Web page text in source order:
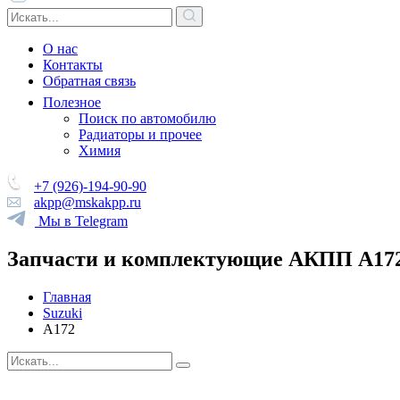
О нас
Контакты
Обратная связь
Полезное
Поиск по автомобилю
Радиаторы и прочее
Химия
+7 (926)-194-90-90
akpp@mskakpp.ru
Мы в Telegram
Запчасти и комплектующие АКПП
Главная
Suzuki
A172